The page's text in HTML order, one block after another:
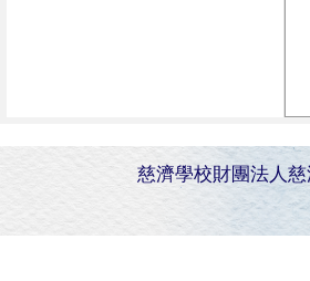
慈濟學校財團法人